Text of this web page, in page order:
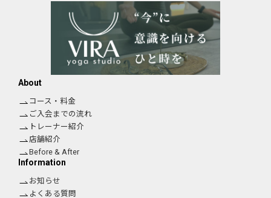
About
コース・料金
ご入会までの流れ
トレーナー紹介
店舗紹介
Before & After
Information
お知らせ
よくある質問